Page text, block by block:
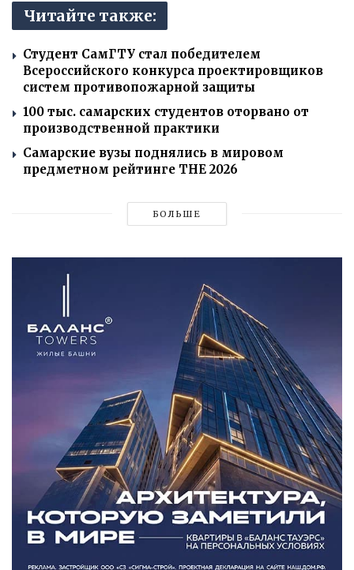
Читайте также:
Студент СамГТУ стал победителем
Всероссийского конкурса проектировщиков
систем противопожарной защиты
100 тыс. самарских студентов оторвано от
производственной практики
Самарские вузы поднялись в мировом
предметном рейтинге THE 2026
БОЛЬШЕ